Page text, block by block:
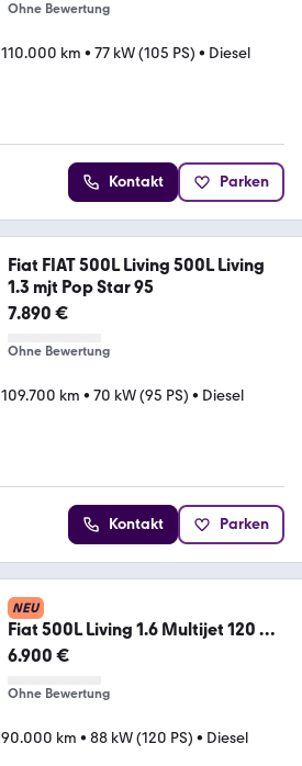
Ohne Bewertung
110.000 km • 77 kW (105 PS) • Diesel
Kontakt Parken
Fiat FIAT 500L Living 500L Living
1.3 mjt Pop Star 95
7.890 €
Ohne Bewertung
109.700 km • 70 kW (95 PS) • Diesel
Kontakt Parken
NEU
Fiat 500L Living 1.6 Multijet 120 CV
Business
6.900 €
Ohne Bewertung
90.000 km • 88 kW (120 PS) • Diesel